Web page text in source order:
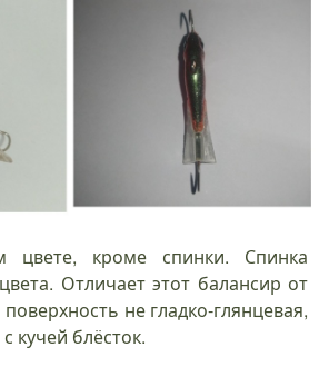
кроме спинки. Спинка
Отличает этот балансир от
не гладко-глянцевая,
кучей блёсток.